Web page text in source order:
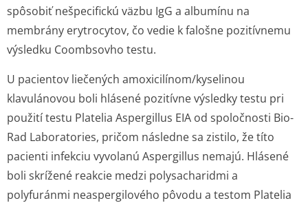
spôsobiť nešpecifickú väzbu IgG a albumínu na
membrány erytrocytov, čo vedie k falošne pozitívnemu
výsledku Coombsovho testu.
U pacientov liečených amoxicilínom/ky­selinou
klavulánovou boli hlásené pozitívne výsledky testu pri
použití testu Platelia Aspergillus EIA od spoločnosti Bio-
Rad Laboratories, pričom následne sa zistilo, že títo
pacienti infekciu vyvolanú Aspergillus nemajú. Hlásené
boli skrížené reakcie medzi polysacharidmi a
polyfuránmi neaspergilového pôvodu a testom Platelia